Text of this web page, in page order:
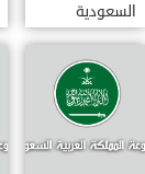
السعودية
الائتماني AA1